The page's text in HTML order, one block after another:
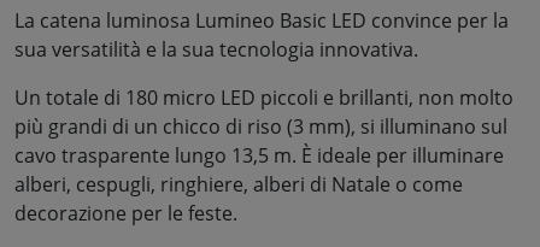
La catena luminosa Lumineo Basic LED convince per la
sua versatilità e la sua tecnologia innovativa.
Un totale di 180 micro LED piccoli e brillanti, non molto
più grandi di un chicco di riso (3 mm), si illuminano sul
cavo trasparente lungo 13,5 m. È ideale per illuminare
alberi, cespugli, ringhiere, alberi di Natale o come
decorazione per le feste.